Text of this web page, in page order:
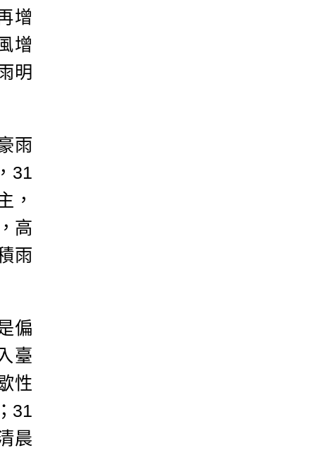
增
增
明
雨
31
，
高
雨
偏
臺
性
31
晨